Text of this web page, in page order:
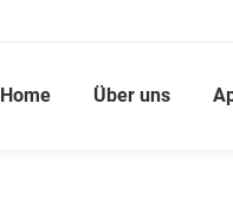
Home Über uns